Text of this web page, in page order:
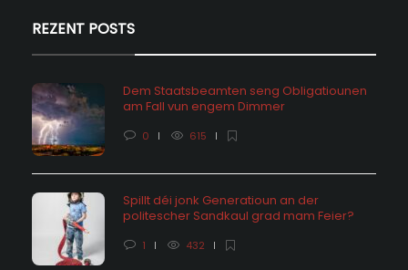
REZENT POSTS
Dem Staatsbeamten seng Obligatiounen
am Fall vun engem Dimmer
0 615
Spillt déi jonk Generatioun an der
politescher Sandkaul grad mam Feier?
1 432